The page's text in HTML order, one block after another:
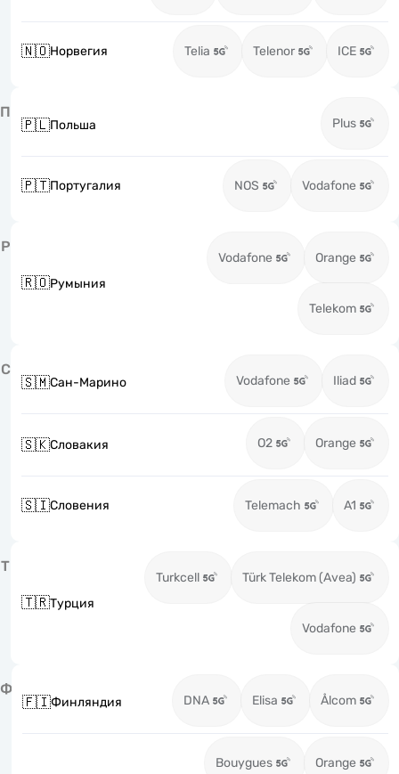
🇳🇴Норвегия Telia Telenor ICE
П
🇵🇱Польша Plus
🇵🇹Португалия NOS Vodafone
Р
🇷🇴Румыния
Vodafone Orange
Telekom
С
🇸🇲Сан-Марино Vodafone Iliad
🇸🇰Словакия O2 Orange
🇸🇮Словения Telemach A1
Т
🇹🇷Турция
Turkcell Türk Telekom (Avea)
Vodafone
Ф
🇫🇮Финляндия DNA Elisa Ålcom
Bouygues Orange